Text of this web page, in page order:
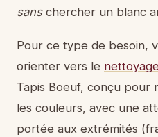
sanschercher un blanc
Pour ce type de besoin,
orienter vers le
Tapis Boeuf, conçu pour
les couleurs, avec une
portée aux extrémités